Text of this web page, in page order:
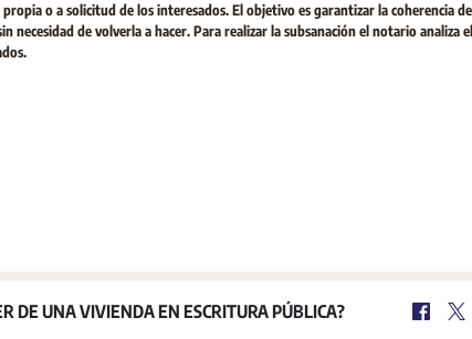
o a solicitud de los interesados. El objetivo es garantizar la coherencia
de volverla a hacer. Para realizar la subsanación el notario analiza el
DE UNA VIVIENDA EN ESCRITURA PÚBLICA?